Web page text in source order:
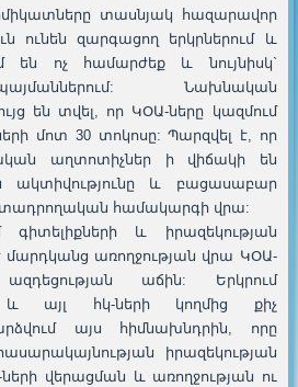
տասնյակ հազարավոր
ունեն զարգացող երկրներում և
են ոչ համարժեք և նույնիսկ`
Նախնական
են տվել, որ ԿՕԱ-ները կազմում
մոտ 30 տոկոսը: Պարզվել է, որ
աղտոտիչներ ի վիճակի են
ակտիվությունը և բացասաբար
համակարգի վրա:
գիտելիքների և իրազեկության
առողջության վրա ԿՕԱ-
աճին: Երկրում
այլ հկ-ների կողմից քիչ
այս հիմնախնդրին, որը
իրազեկության
վերացման և առողջության ու